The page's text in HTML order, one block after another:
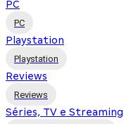
PC
PC
Playstation
Playstation
Reviews
Reviews
Séries, TV e Streaming